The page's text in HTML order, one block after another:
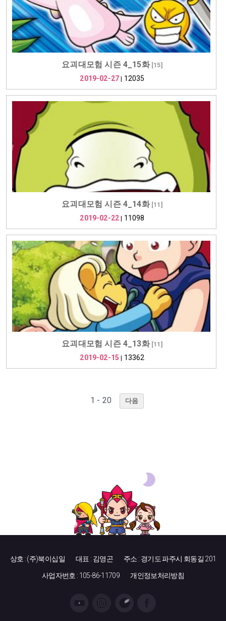
요괴대모험 시즌 4_15화[15]
2019-02-27 12035
요괴대모험 시즌 4_14화[11 ]
2019-02-22 11098
요괴대모험 시즌 4_13화[11 ]
2019-02-15 13362
1 - 20 다음
상호 : (주)북이십일 대표 : 김영곤 주소 : 경기도 파주시 회동길 201
사업자번호 : 105-86-11709 개인정보처리방침